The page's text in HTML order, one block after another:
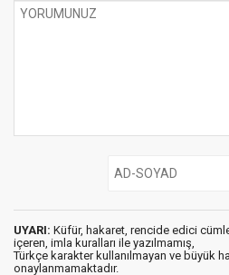
UYARI: Küfür, hakaret, rencide edici
içeren, imla kuralları ile yazılmamış,
Türkçe karakter kullanılmayan ve büyük
onaylanmamaktadır.